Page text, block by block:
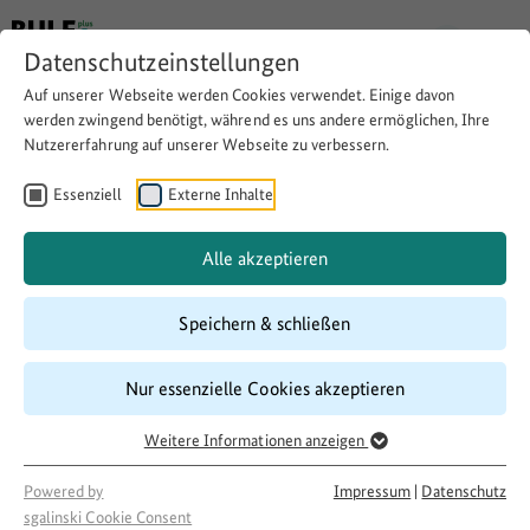
Datenschutzeinstellungen
Auf unserer Webseite werden Cookies verwendet. Einige davon
werden zwingend benötigt, während es uns andere ermöglichen, Ihre
Nutzererfahrung auf unserer Webseite zu verbessern.
Essenziell Externe Inhalte
Alle akzeptieren
Speichern & schließen
Nur essenzielle Cookies akzeptieren
Weitere Informationen anzeigen
Powered by
sgalinski Cookie Consent
Impressum | Datenschutz
Ehrenamtliche Bürgerbahn
Altshausen - Pfullendorf
Website besuchen Download Copy link
06/2023
Förderung
LandMobil